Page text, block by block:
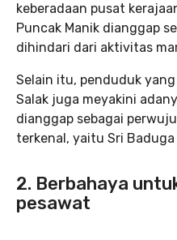
keberadaan pusat
Puncak Manik dianggap
dihindari dari aktivitas
Selain itu, penduduk
Salak juga meyakini
dianggap sebagai
terkenal, yaitu Sri
2. Berbahaya
pesawat